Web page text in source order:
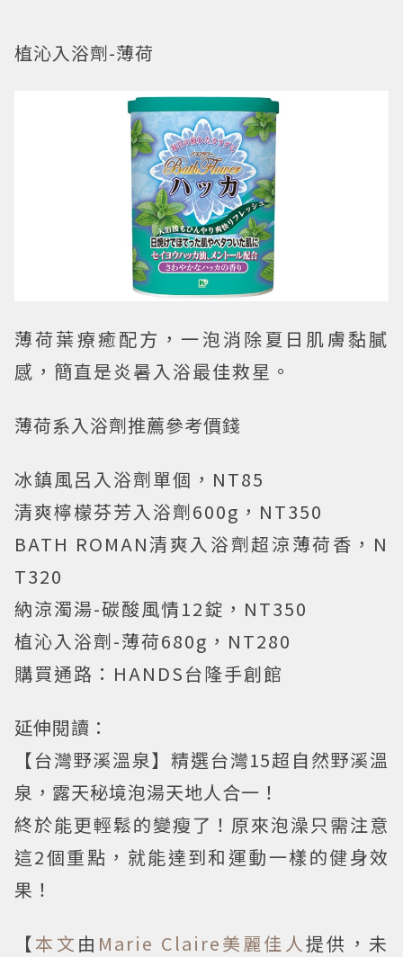
植沁入浴劑-薄荷
薄荷葉療癒配方，一泡消除夏日肌膚黏膩
感，簡直是炎暑入浴最佳救星。
薄荷系入浴劑推薦參考價錢
冰鎮風呂入浴劑單個，NT85
清爽檸檬芬芳入浴劑600g，NT350
BATH ROMAN清爽入浴劑超涼薄荷香，N
T320
納涼濁湯-碳酸風情12錠，NT350
植沁入浴劑-薄荷680g，NT280
購買通路：HANDS台隆手創館
延伸閱讀：
【台灣野溪溫泉】精選台灣15超自然野溪溫
泉，露天秘境泡湯天地人合一！
終於能更輕鬆的變瘦了！原來泡澡只需注意
這2個重點，就能達到和運動一樣的健身效
果！
【本文 由 Marie Claire美麗佳人提供，未